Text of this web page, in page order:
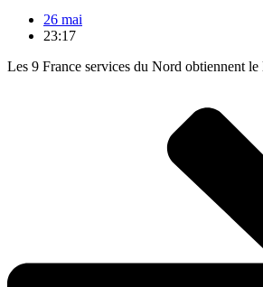
26 mai
23:17
Les 9 France services du Nord obtiennent le